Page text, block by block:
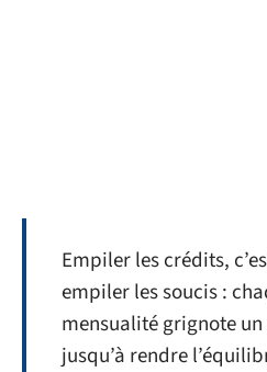
Empiler les crédits,
empiler les soucis :
mensualité grignote
jusqu’à rendre